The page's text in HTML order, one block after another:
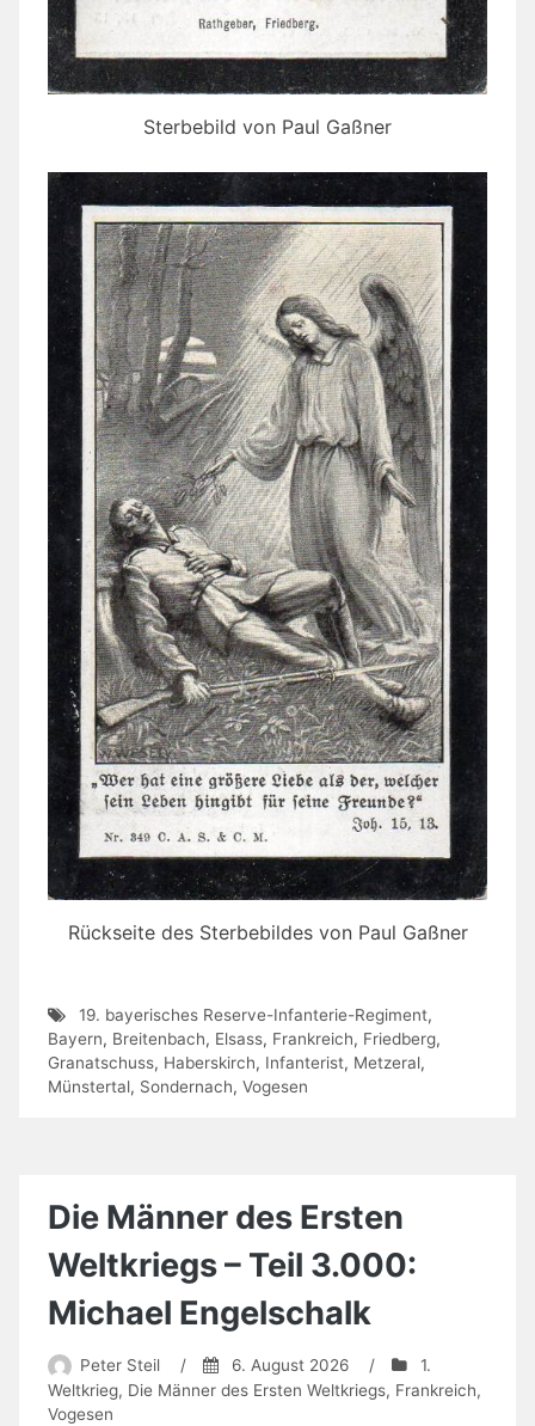
Sterbebild von Paul Gaßner
Rückseite des Sterbebildes von Paul Gaßner
19. bayerisches Reserve-Infanterie-Regiment,
Bayern, Breitenbach, Elsass, Frankreich, Friedberg,
Granatschuss, Haberskirch, Infanterist, Metzeral,
Münstertal, Sondernach, Vogesen
Die Männer des Ersten
Weltkriegs – Teil 3.000:
Michael Engelschalk
Peter Steil / 6. August 2026 /
1.
Weltkrieg, Die Männer des Ersten Weltkriegs, Frankreich,
Vogesen